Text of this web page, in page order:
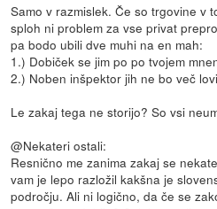
Samo v razmislek. Če so trgovine v
sploh ni problem za vse privat
pa bodo ubili dve muhi na en mah:
1.) Dobiček se jim po po tvojem
2.) Noben inšpektor jih ne bo več
Le zakaj tega ne storijo? So vsi
@Nekateri ostali:
Resnično me zanima zakaj se
vam je lepo razložil kakšna je
področju. Ali ni logično, da če se